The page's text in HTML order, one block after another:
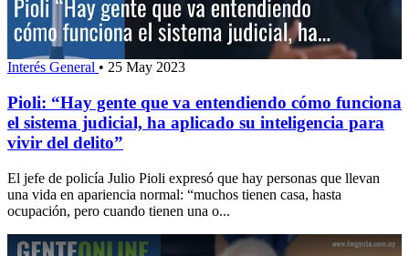
Interés General • 25 May 2023
Pioli: “Hay gente que va entendiendo cómo funciona
el sistema judicial, ha aplicado su inteligencia para
vivir del delito”
El jefe de policía Julio Pioli expresó que hay personas que llevan
una vida en apariencia normal: “muchos tienen casa, hasta
ocupación, pero cuando tienen una o...